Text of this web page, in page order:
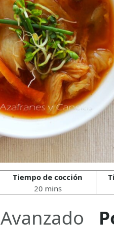
Tiempo de cocción
20 mins
Avanzado